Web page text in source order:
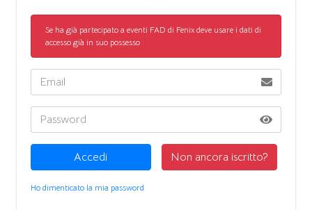
Se ha già partecipato a eventi FAD di Fenix deve usare i dati di
accesso già in suo possesso
Accedi Non ancora iscritto?
Ho dimenticato la mia password